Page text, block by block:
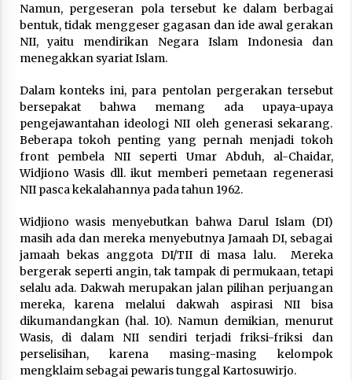
Namun, pergeseran pola tersebut ke dalam berbagai
bentuk, tidak menggeser gagasan dan ide awal gerakan
NII, yaitu mendirikan Negara Islam Indonesia dan
menegakkan syariat Islam.
Dalam konteks ini, para pentolan pergerakan tersebut
bersepakat bahwa memang ada upaya-upaya
pengejawantahan ideologi NII oleh generasi sekarang.
Beberapa tokoh penting yang pernah menjadi tokoh
front pembela NII seperti Umar Abduh, al-Chaidar,
Widjiono Wasis dll. ikut memberi pemetaan regenerasi
NII pasca kekalahannya pada tahun 1962.
Widjiono wasis menyebutkan bahwa Darul Islam (DI)
masih ada dan mereka menyebutnya Jamaah DI, sebagai
jamaah bekas anggota DI/TII di masa lalu. Mereka
bergerak seperti angin, tak tampak di permukaan, tetapi
selalu ada. Dakwah merupakan jalan pilihan perjuangan
mereka, karena melalui dakwah aspirasi NII bisa
dikumandangkan (hal. 10). Namun demikian, menurut
Wasis, di dalam NII sendiri terjadi friksi-friksi dan
perselisihan, karena masing-masing kelompok
mengklaim sebagai pewaris tunggal Kartosuwirjo.